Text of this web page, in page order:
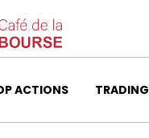
ACTIONS TRADING